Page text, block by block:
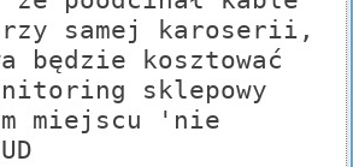
samej karoserii,
będzie kosztować
sklepowy
miejscu 'nie